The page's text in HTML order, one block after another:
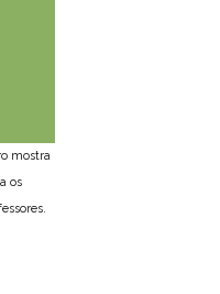
mostra
os